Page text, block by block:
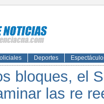
Deportes
bloques, el
las re